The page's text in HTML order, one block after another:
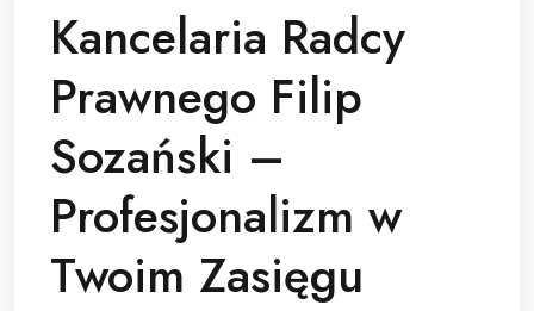
Kancelaria Radcy
Prawnego Filip
Sozański –
Profesjonalizm w
Twoim Zasięgu